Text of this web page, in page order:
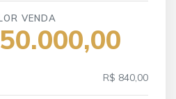
VENDA
R$ 840,00